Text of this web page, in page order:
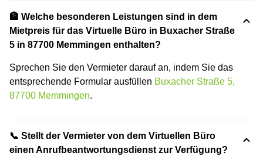
🏦 Welche besonderen Leistungen sind in dem
Mietpreis für das Virtuelle Büro in Buxacher Straße
5 in 87700 Memmingen enthalten?
Sprechen Sie den Vermieter darauf an, indem Sie das
entsprechende Formular ausfüllen Buxacher Straße 5,
87700 Memmingen.
📞 Stellt der Vermieter von dem Virtuellen Büro
einen Anrufbeantwortungsdienst zur Verfügung?